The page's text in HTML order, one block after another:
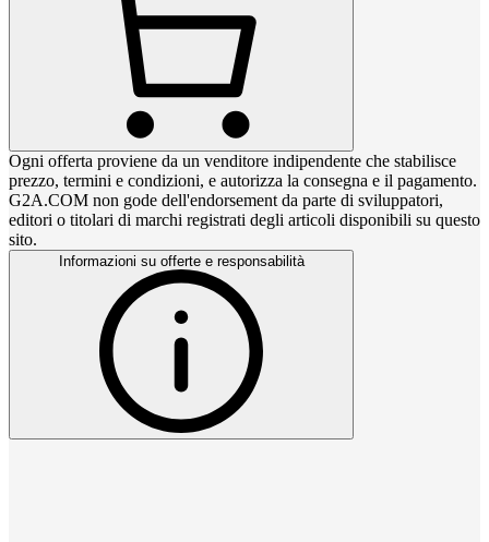
Ogni offerta proviene da un venditore indipendente che stabilisce
prezzo, termini e condizioni, e autorizza la consegna e il pagamento.
G2A.COM non gode dell'endorsement da parte di sviluppatori,
editori o titolari di marchi registrati degli articoli disponibili su questo
sito.
Informazioni su offerte e responsabilità